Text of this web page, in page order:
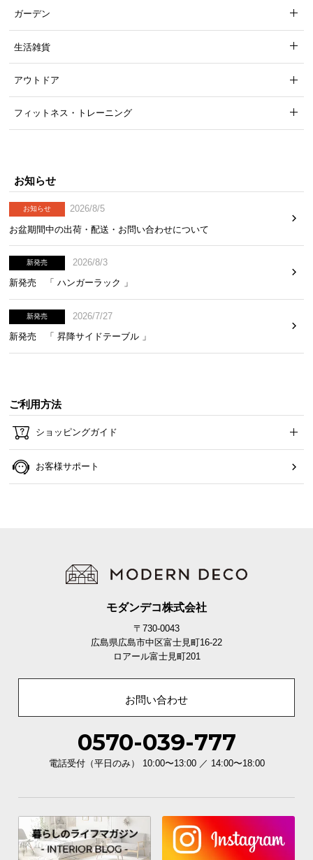
ガーデン
生活雑貨
アウトドア
フィットネス・トレーニング
お知らせ
お知らせ
2026/8/5
お盆期間中の出荷・配送・お問い合わせについて
新発売
2026/8/3
新発売 「 ハンガーラック 」
新発売
2026/7/27
新発売 「 昇降サイドテーブル 」
ご利用方法
ショッピングガイド
お客様サポート
モダンデコ株式会社
〒730-0043
広島県広島市中区富士見町16-22
ロアール富士見町201
お問い合わせ
0570-039-777
電話受付（平日のみ） 10:00〜13:00 ／ 14:00〜18:00